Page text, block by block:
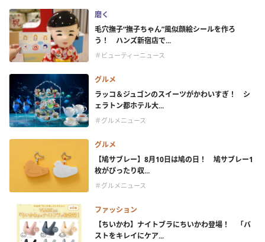
磨く
毛穴撫子“撫子ちゃん”風似顔絵シールを作ろ
う！ ハンズ新宿店で...
＃ビューティーニュース
グルメ
ラッコ＆ジュゴンのスイーツがかわいすぎ！ シ
ェラトン都ホテル大...
＃グルメニュース
グルメ
【鳩サブレー】8月10日は鳩の日！ 鳩サブレー1
枚がぴったり収...
＃グルメニュース
ファッション
【ちいかわ】ナイトブラにちいかわ登場！ 「バ
ストをキレイにケア...